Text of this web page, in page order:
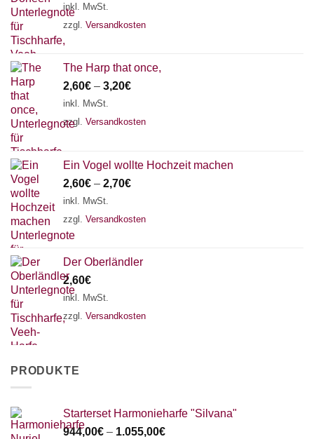
inkl. MwSt.
zzgl. Versandkosten
The Harp that once,
2,60€ – 3,20€
inkl. MwSt.
zzgl. Versandkosten
Ein Vogel wollte Hochzeit machen
2,60€ – 2,70€
inkl. MwSt.
zzgl. Versandkosten
Der Oberländler
2,60€
inkl. MwSt.
zzgl. Versandkosten
PRODUKTE
Starterset Harmonieharfe "Silvana"
944,00€ – 1.055,00€